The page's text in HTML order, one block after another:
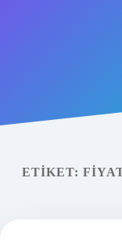
Yasal Uyarı
ETIKET: